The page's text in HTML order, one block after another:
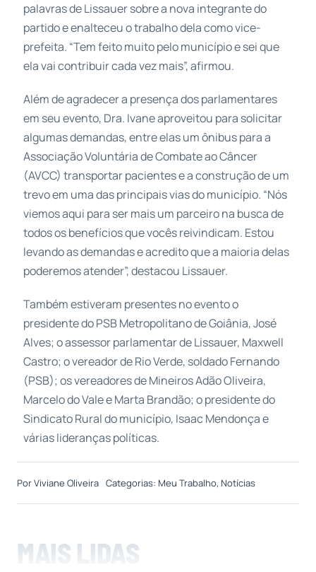
palavras de Lissauer sobre a nova integrante do
partido e enalteceu o trabalho dela como vice-
prefeita. “Tem feito muito pelo município e sei que
ela vai contribuir cada vez mais”, afirmou.
Além de agradecer a presença dos parlamentares
em seu evento, Dra. Ivane aproveitou para solicitar
algumas demandas, entre elas um ônibus para a
Associação Voluntária de Combate ao Câncer
(AVCC) transportar pacientes e a construção de um
trevo em uma das principais vias do município. “Nós
viemos aqui para ser mais um parceiro na busca de
todos os benefícios que vocês reivindicam. Estou
levando as demandas e acredito que a maioria delas
poderemos atender”, destacou Lissauer.
Também estiveram presentes no evento o
presidente do PSB Metropolitano de Goiânia, José
Alves; o assessor parlamentar de Lissauer, Maxwell
Castro; o vereador de Rio Verde, soldado Fernando
(PSB); os vereadores de Mineiros Adão Oliveira,
Marcelo do Vale e Marta Brandão; o presidente do
Sindicato Rural do município, Isaac Mendonça e
várias lideranças políticas.
PorViviane Oliveira Categorias: Meu Trabalho, Notícias
MAIS LIDAS